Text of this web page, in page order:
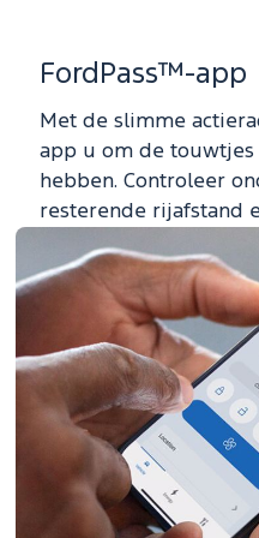
FordPass™-app
Met de slimme
app u om de
hebben. Controleer
resterende rijafstand